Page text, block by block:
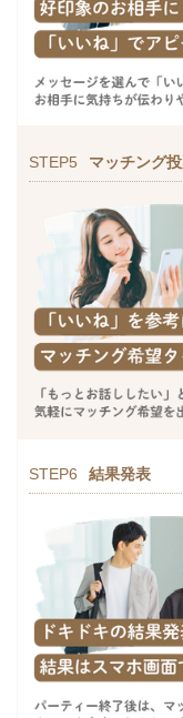
STEP5 マッチング
STEP6 結果発表